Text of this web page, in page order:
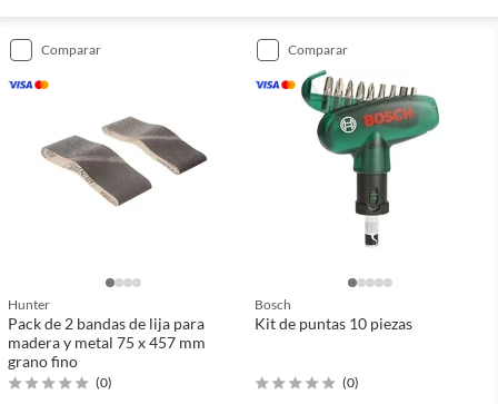
comparar
Hunter
Pack de 2 bandas de lija para
madera y metal 75 x 457 mm
grano fino
(0)
comparar
Bosch
Kit de puntas 10 piezas
(0)